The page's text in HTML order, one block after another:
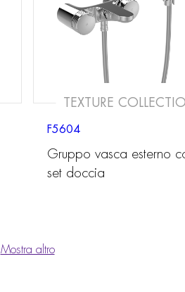
TEXTURE
F5604
Gruppo vasca esterno
set doccia
Mostra altro